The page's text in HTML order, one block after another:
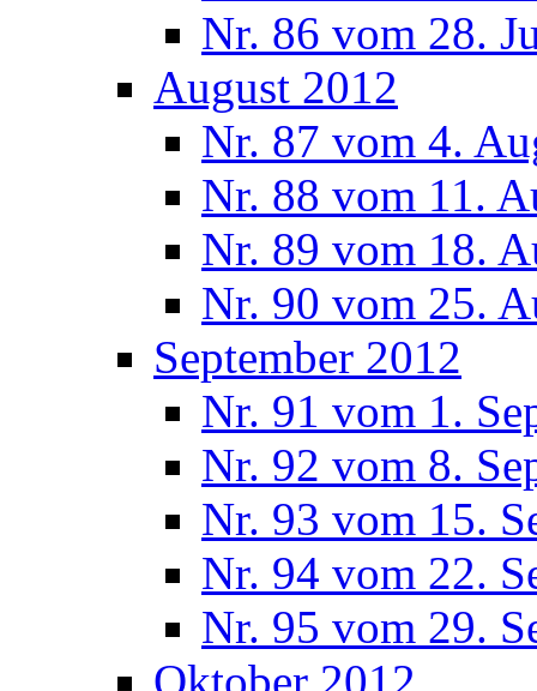
Nr. 86 vom 28.
August 2012
Nr. 87 vom 4.
Nr. 88 vom 11.
Nr. 89 vom 18.
Nr. 90 vom 25.
September 2012
Nr. 91 vom 1.
Nr. 92 vom 8.
Nr. 93 vom 15.
Nr. 94 vom 22.
Nr. 95 vom 29.
Oktober 2012